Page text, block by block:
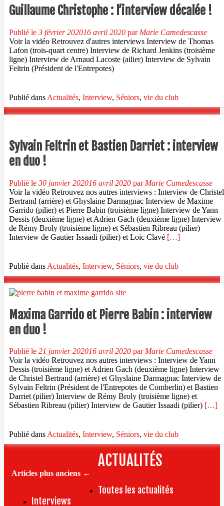
interview
duo
!
Guillaume Christophe : l’interview décalée !
Publié le 3 février 202016 avril 2020 par Marie Camedescasse
Voir la vidéo Retrouvez d'autres interviews Interview de Thomas
Lafon (trois-quart centre) Interview de Richard Jenkins (troisième
ligne) Interview de Arnaud Lacoste (ailier) Interview de Sylvain
Feltrin (Président de l'Entrepotes)
Publié dans Actualités, Interview, Séniors, vie du club
Sylvain Feltrin et Bastien Darriet : interview
en duo !
Publié le 30 janvier 202016 avril 2020 par Marie Camedescasse
Voir la vidéo Retrouvez nos autres interviews : Interview de Christel
Bertrand (arrière) et Ghyslaine Darmagnac Interview de Maxime
Garrido (pilier) et Pierre Babin (troisième ligne) Interview de Yann
Dessis (deuxième ligne) et Adrien Gach (deuxième ligne) Interview
de Rémy Broly (troisième ligne) et Sébastien Ribreau (pilier)
Interview de Gautier Issaadi (pilier) et Loïc Clavé En
surSylvain
et
:
interview
[…]
Publié dans Actualités, Interview, Séniors, vie du club
Maxima Garrido et Pierre Babin : interview
en duo !
Publié le 21 janvier 202016 avril 2020 parMarie Camedescasse
Voir la vidéo Retrouvez nos autres interviews : Interview de Yann
Dessis (troisième ligne) et Adrien Gach (deuxième ligne) Interview
de Christel Bertrand (arrière) et Ghyslaine Darmagnac Interview de
Sylvain Feltrin (Président de l'Entrepotes de Comberlin) et Bastien
Darriet (pilier) Interview de Rémy Broly (troisième ligne) et
Sébastien Ribreau (pilier) Interview de Gautier Issaadi (pilier) En
et
[…]
Publié dansActualités, Interview, Séniors, vie du club
Articles plus anciens ←
ACTUALITÉS
Toutes les actualités
Interviews